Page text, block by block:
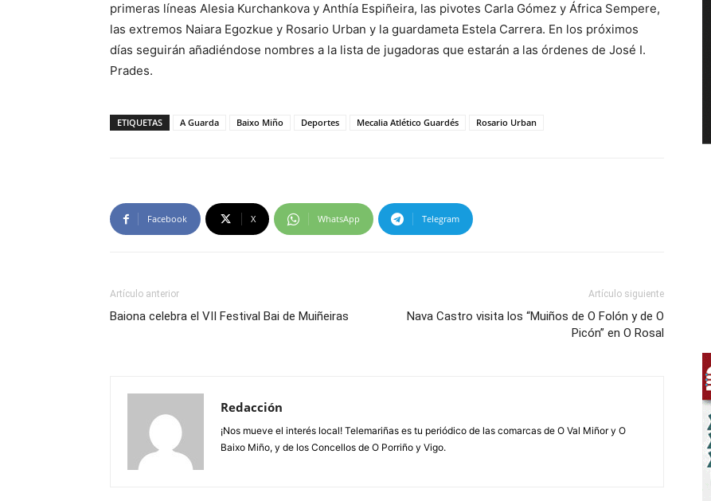
primeras líneas Alesia Kurchankova y Anthía Espiñeira, las pivotes Carla Gómez y África Sempere,
las extremos Naiara Egozkue y Rosario Urban y la guardameta Estela Carrera. En los próximos
días seguirán añadiéndose nombres a la lista de jugadoras que estarán a las órdenes de José I.
Prades.
ETIQUETAS A Guarda Baixo Miño Deportes Mecalia Atlético Guardés Rosario Urban
Facebook X WhatsApp Telegram
Artículo anterior
Baiona celebra el VII Festival Bai de Muiñeiras
Artículo siguiente
Nava Castro visita los “Muiños de O Folón y de O
Picón” en O Rosal
Redacción
¡Nos mueve el interés local! Telemariñas es tu periódico de las comarcas de O Val Miñor y O
Baixo Miño, y de los Concellos de O Porriño y Vigo.